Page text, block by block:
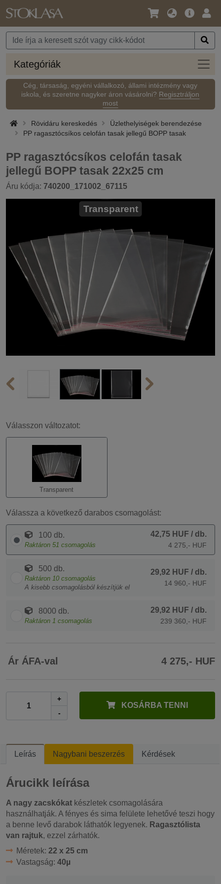
Nyelv
Pénznem
Fő
Kategóriák
Cég, társaság, egyéni vállalkozó, állami intézmény vagy
iskola, és szeretne nagyker áron vásárolni? Regisztráljon
most
Rövidáru kereskedés
Üzlethelyiségek berendezése
PP ragasztócsíkos celofán tasak jellegű BOPP tasak
PP ragasztócsíkos celofán tasak
jellegű BOPP tasak 22x25 cm
Áru kódja: 740200_171002_67115
Transparent
Válasszon változatot:
Transparent
Válassza a következő darabos csomagolást:
100 db.
Raktáron 51 csomagolás
42,75 HUF / db.
4 275,- HUF
500 db.
Raktáron 10 csomagolás
A kisebb csomagolásból készítjük el
29,92 HUF / db.
14 960,- HUF
8000 db.
Raktáron 1 csomagolás
29,92 HUF / db.
239 360,- HUF
Ár ÁFA-val 4 275,- HUF
+
-
KOSÁRBA TENNI
Leírás Nagybani beszerzés Kérdések
Árucikk leírása
A nagy zacskókat készletek csomagolására
használhatják. A fényes és sima felülete lehetővé teszi hogy
a benne levő darabok láthatók legyenek. Ragasztólista
van rajtuk, ezzel zárhatók.
Méretek: 22 x 25 cm
Vastagság: 40µ